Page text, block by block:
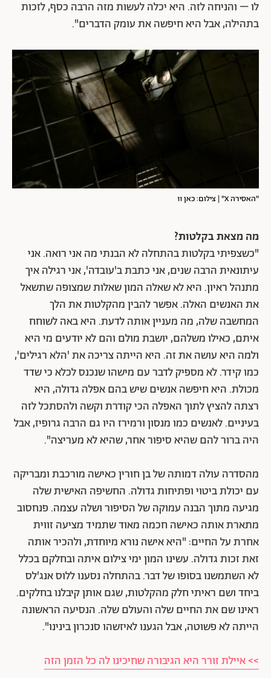
לו – והניחה לזה. היא יכלה לעשות מזה הרבה כסף, לזכות
בתהילה, אבל היא חיפשה את עומק הדברים".
"האסירה X" | צילום: כאן 11
מה מצאת בקלטות?
"כשצפיתי בקלטות בהתחלה לא הבנתי מה אני רואה. אני
עיתונאית הרבה שנים, אני כתבת ב'עובדה', אני רגילה איך
מתנהל ראיון. היא לא שאלה המון שאלות שמצופה שתשאל
את האנשים האלה. אפשר להבין מהקלטות את הלך
המחשבה שלה, מה מעניין אותה לדעת. היא באה לשוחח
איתם, כאילו משלהם, יושבת מולם והם לא יודעים מי היא
ולמה היא עושה את זה. היא הייתה צריכה את 'הלא רגילים',
כמו קידר. לא מספיק לדבר עם מישהו שנכנס לכלא כי שדד
מכולת. היא חיפשה אנשים שיש בהם אפלה גדולה, היא
רצתה להציץ לתוך האפלה הכי קודרת וקשה ולהסתכל לזה
בעיניים. לאנשים כמו מנסון ורמירז היו גם הרבה גרופיז, אבל
היה ברור להם שהיא סיפור אחר, שהיא לא מעריצה".
מהסדרה עולה דמותה של בן חורין כאישה מורכבת ומבריקה
עם יכולת ביטוי ופתיחות גדולה. החשיפה האישית שלה
מגיעה מתוך הבנה עמוקה של הסיפור ושלה עצמה. פנחסוב
מתארת אותה כאישה חכמה מאוד שתמיד מציעה זווית
אחרת על החיים: "היא אישה נורא מיוחדת, ולהכיר אותה
זאת זכות גדולה. עשינו המון ימי צילום איתה ובחלקם בכלל
לא השתמשנו בסופו של דבר. בהתחלה נסענו ללוס אנג'לס
ביחד ושם ראיתי חלק מהקלטות, שגם אותן קיבלנו בחלקים.
ראינו שם את החיים שלה והעולם שלה. הנסיעה הראשונה
הייתה לא פשוטה, אבל הגענו לאיזשהו סנכרון בינינו".
>> איילת זורר היא הגיבורה שחיכינו לה כל הזמן הזה